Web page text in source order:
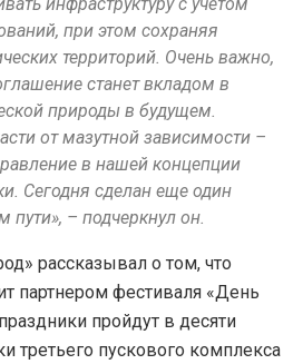
при этом сохраняя
территорий. Очень важно,
станет вкладом в
природы в будущем.
от мазутной зависимости –
в нашей концепции
Сегодня сделан еще один
– подчеркнул он.
рассказывал о том, что
партнером фестиваля «День
пройдут в десяти
третьего пускового комплекса